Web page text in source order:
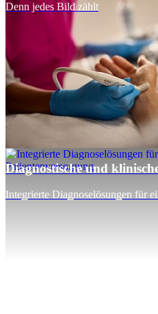
Denn jedes Bild zählt
Diagnostische und
Integrierte Diagnoselösungen für